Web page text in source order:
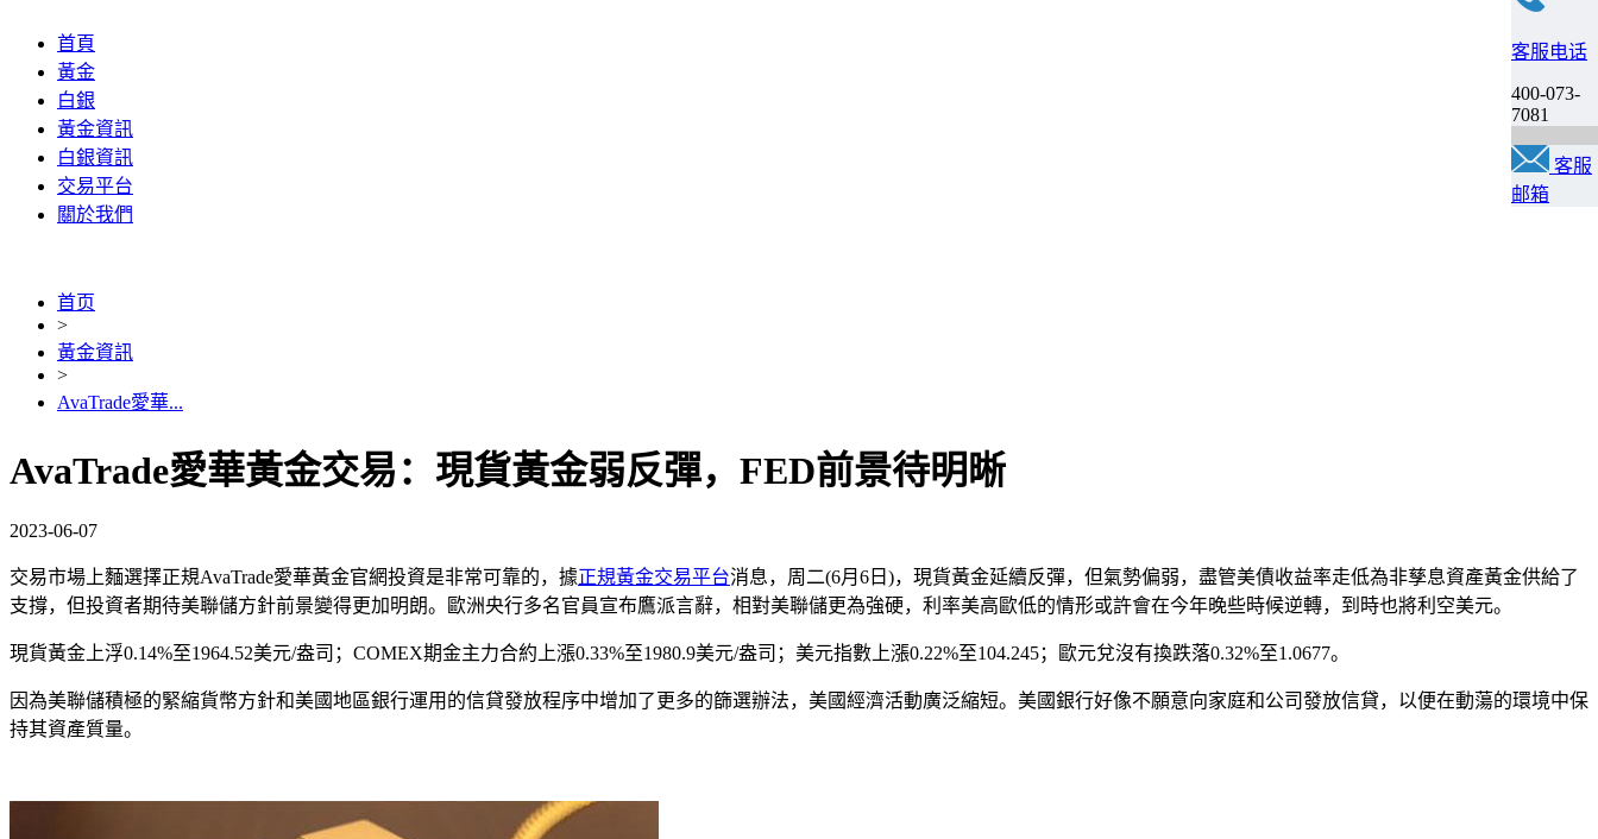
首頁
黃金
白銀
黃金資訊
白銀資訊
交易平台
關於我們
首页
>
黃金資訊
>
AvaTrade愛華...
AvaTrade愛華黃金交易：現貨黃金弱反彈，FED前景待明晰
2023-06-07
交易市場上麵選擇正規AvaTrade愛華黃金官網投資是非常可靠的，據正規黃金交易平台消息，周二(6月6日)，現貨黃金延續反彈，但氣勢偏弱，盡管美債收益率走低為非孳息資產黃金供給了
支撐，但投資者期待美聯儲方針前景變得更加明朗。歐洲央行多名官員宣布鷹派言辭，相對美聯儲更為強硬，利率美高歐低的情形或許會在今年晚些時候逆轉，到時也將利空美元。
現貨黃金上浮0.14%至1964.52美元/盎司；COMEX期金主力合約上漲0.33%至1980.9美元/盎司；美元指數上漲0.22%至104.245；歐元兌沒有換跌落0.32%至1.0677。
因為美聯儲積極的緊縮貨幣方針和美國地區銀行運用的信貸發放程序中增加了更多的篩選辦法，美國經濟活動廣泛縮短。美國銀行好像不願意向家庭和公司發放信貸，以便在動蕩的環境中保
持其資產質量。
客服电话
400-073-
7081
客服
邮箱